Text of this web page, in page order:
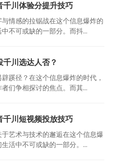
川体验分提升技巧
情感的拉锯战在这个信息爆炸的
不可或缺的一部分。而抖...
川选达人否？
蹊径？在这个信息爆炸的时代，
们争相探讨的焦点。而其...
川短视频投放技巧
艺术与技术的邂逅在这个信息爆
活中不可或缺的一部分。...